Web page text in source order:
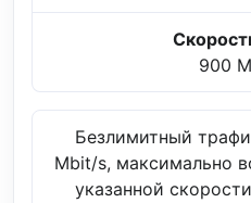
900
Безлимитный
Mbit/s, максимально
указанной